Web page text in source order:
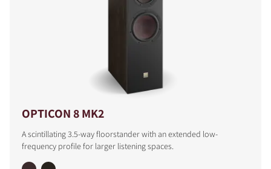
OPTICON 8 MK2
A scintillating 3.5-way floorstander with an extended low-
frequency profile for larger listening spaces.
COMPARAR PRODUCTOS